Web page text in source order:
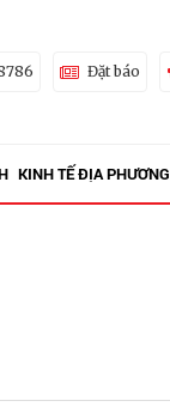
Đặt báo
KINH TẾ ĐỊA PHƯƠNG